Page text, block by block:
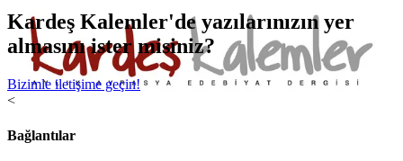
Kardeş Kalemler'de yazılarınızın yer
almasını ister misiniz?
Bizimle iletişime geçin!
<
Bağlantılar